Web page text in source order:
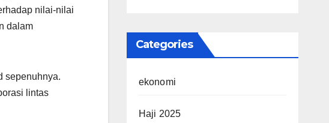
nilai-nilai
dalam
sepenuhnya.
lintas
Categories
ekonomi
Haji 2025